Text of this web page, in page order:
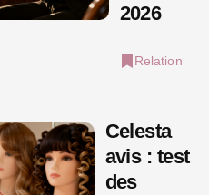
2026
Relation
Celesta
avis : test
des